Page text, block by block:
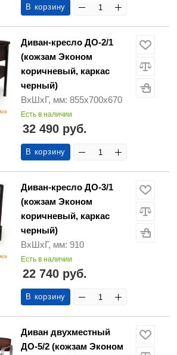
В корзину
Диван-кресло ДО-2/1
(кожзам Эконом
коричневый, каркас
черный)
ВхШхГ, мм: 855х700х670
Есть в наличии
32 490 руб.
В корзину
Диван-кресло ДО-3/1
(кожзам Эконом
коричневый, каркас
черный)
ВхШхГ, мм: 910
Есть в наличии
22 740 руб.
В корзину
Диван двухместный
ДО-5/2 (кожзам Эконом